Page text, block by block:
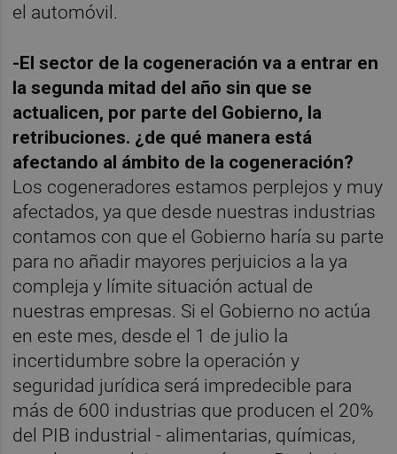
el automóvil.
-El sector de la cogeneración va a entrar en
la segunda mitad del año sin que se
actualicen, por parte del Gobierno, la
retribuciones. ¿de qué manera está
afectando al ámbito de la cogeneración?
Los cogeneradores estamos perplejos y muy
afectados, ya que desde nuestras industrias
contamos con que el Gobierno haría su parte
para no añadir mayores perjuicios a la ya
compleja y límite situación actual de
nuestras empresas. Si el Gobierno no actúa
en este mes, desde el 1 de julio la
incertidumbre sobre la operación y
seguridad jurídica será impredecible para
más de 600 industrias que producen el 20%
del PIB industrial - alimentarias, químicas,